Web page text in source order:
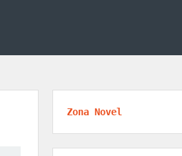
Zona Novel